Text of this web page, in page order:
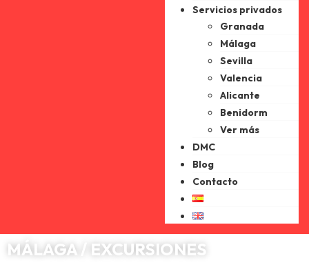
Servicios privados
Granada
Málaga
Sevilla
Valencia
Alicante
Benidorm
Ver más
DMC
Blog
Contacto
MÁLAGA / EXCURSIONES